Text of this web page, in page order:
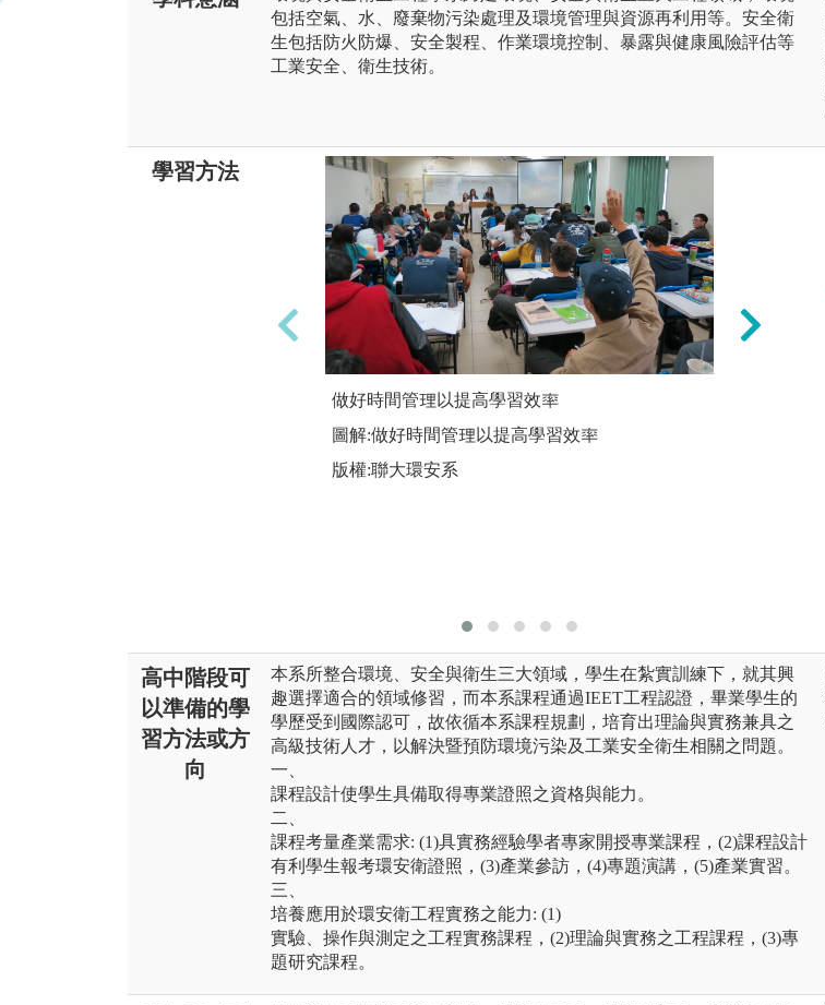
包括空氣、水、廢棄物污染處理及環境管理與資源再利用等。安全衛
生包括防火防爆、安全製程、作業環境控制、暴露與健康風險評估等
工業安全、衛生技術。
學習方法
做好時間管理以提高學習效率
圖解:做好時間管理以提高學習效率
版權:聯大環安系
高中階段可
以準備的學
習方法或方
向
本系所整合環境、安全與衛生三大領域，學生在紮實訓練下，就其興
趣選擇適合的領域修習，而本系課程通過IEET工程認證，畢業學生的
學歷受到國際認可，故依循本系課程規劃，培育出理論與實務兼具之
高級技術人才，以解決暨預防環境污染及工業安全衛生相關之問題。
一、
課程設計使學生具備取得專業證照之資格與能力。
二、
課程考量產業需求: (1)具實務經驗學者專家開授專業課程，(2)課程設計
有利學生報考環安衛證照，(3)產業參訪，(4)專題演講，(5)產業實習。
三、
培養應用於環安衛工程實務之能力: (1)
實驗、操作與測定之工程實務課程，(2)理論與實務之工程課程，(3)專
題研究課程。